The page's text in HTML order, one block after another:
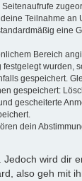
Teilnahme
eine
Bereich
wurden,
gespeichert.
gespeichert:
gescheiterte
dein
wird dir
also geh mit